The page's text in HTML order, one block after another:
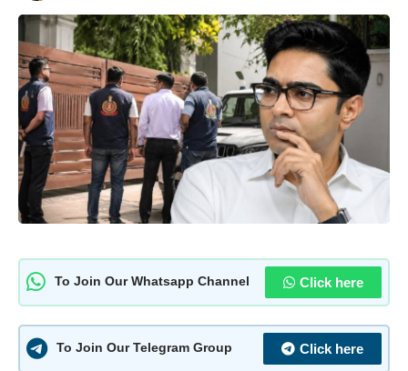
To Join Our Whatsapp Channel Click here
To Join Our Telegram Group Click here